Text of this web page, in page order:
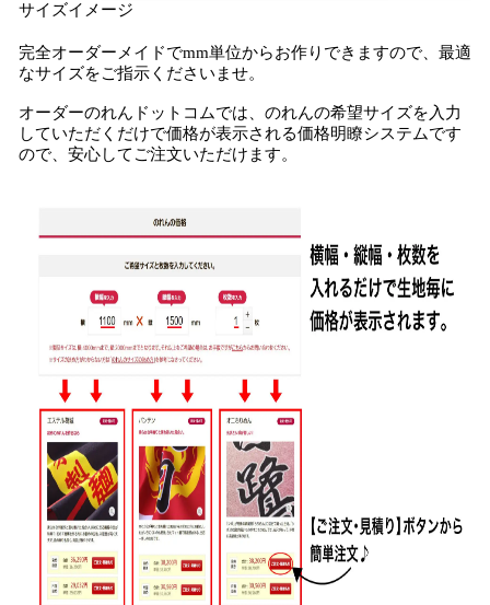
サイズイメージ
完全オーダーメイドでmm単位からお作りできますので、最適
なサイズをご指示くださいませ。
オーダーのれんドットコムでは、のれんの希望サイズを入力
していただくだけで価格が表示される価格明瞭システムです
ので、安心してご注文いただけます。